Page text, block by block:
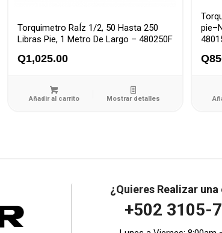
Torquimetro RaÍz 1/2, 50 Hasta 250
Libras Pie, 1 Metro De Largo – 480250F
Q1,025.00
Añadir al carrito Mostrar detalles
Q
¿Quieres Realizar
+502 3105-